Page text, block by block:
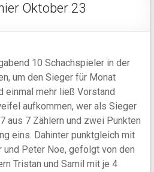
Oktober 23
10 Schachspieler in der
um den Sieger für Monat
einmal mehr ließ Vorstand
aufkommen, wer als Sieger
aus 7 Zählern und zwei Punkten
eins. Dahinter punktgleich mit
und Peter Noe, gefolgt von den
Tristan und Samil mit je 4